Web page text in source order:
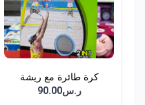
كرة طائرة مع ريشة
ر.س90.00